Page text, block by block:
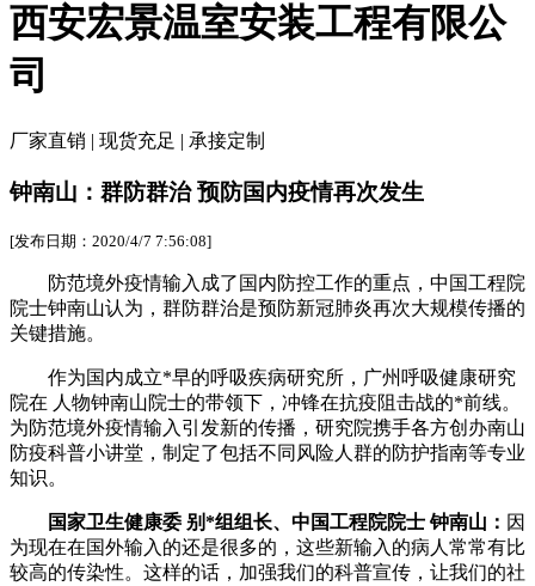
西安宏景温室安装工程有限公
司
厂家直销 | 现货充足 | 承接定制
钟南山：群防群治 预防国内疫情再次发生
[发布日期：2020/4/7 7:56:08]
防范境外疫情输入成了国内防控工作的重点，中国工程院
院士钟南山认为，群防群治是预防新冠肺炎再次大规模传播的
关键措施。
作为国内成立*早的呼吸疾病研究所，广州呼吸健康研究
院在 人物钟南山院士的带领下，冲锋在抗疫阻击战的*前线。
为防范境外疫情输入引发新的传播，研究院携手各方创办南山
防疫科普小讲堂，制定了包括不同风险人群的防护指南等专业
知识。
国家卫生健康委 别*组组长、中国工程院院士 钟南山： 因
为现在在国外输入的还是很多的，这些新输入的病人常常有比
较高的传染性。这样的话，加强我们的科普宣传，让我们的社